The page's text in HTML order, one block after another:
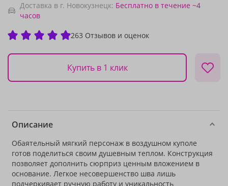
Доставка в г. Новокузнецк: Бесплатно в течение ~4
часов
263 Отзывов и оценок
Купить в 1 клик
Описание
Обаятельный мягкий персонаж в воздушном куполе
готов поделиться своим душевным теплом. Конструкция
позволяет дополнить сюрприз ценным вложением в
основание. Легкое несовершенство шва лишь
подчеркивает ручную работу и уникальность